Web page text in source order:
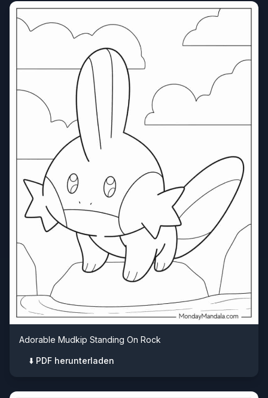
Adorable Mudkip Standing On Rock
⬇️ PDF herunterladen